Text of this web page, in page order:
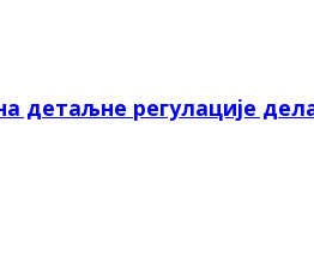
детаљне регулације